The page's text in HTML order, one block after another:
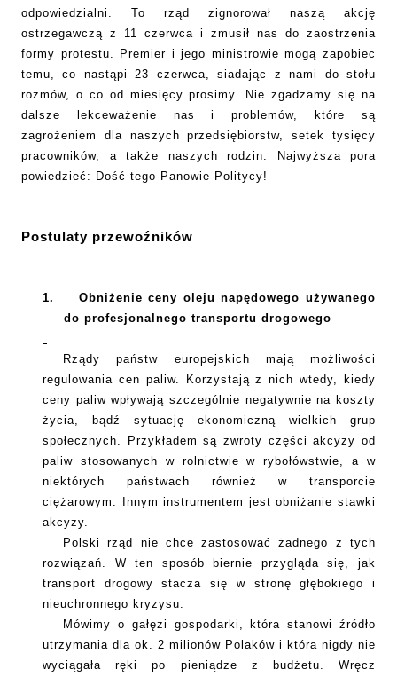
odpowiedzialni. To rząd zignorował naszą akcję
ostrzegawczą z 11 czerwca i zmusił nas do zaostrzenia
formy protestu. Premier i jego ministrowie mogą zapobiec
temu, co nastąpi 23 czerwca, siadając z nami do stołu
rozmów, o co od miesięcy prosimy. Nie zgadzamy się na
dalsze lekceważenie nas i problemów, które są
zagrożeniem dla naszych przedsiębiorstw, setek tysięcy
pracowników, a także naszych rodzin. Najwyższa pora
powiedzieć: Dość tego Panowie Politycy!
Postulaty przewoźników
1.
Obniżenie ceny oleju napędowego używanego
do profesjonalnego transportu drogowego
Rządy państw europejskich mają możliwości
regulowania cen paliw. Korzystają z nich wtedy, kiedy
ceny paliw wpływają szczególnie negatywnie na koszty
życia, bądź sytuację ekonomiczną wielkich grup
społecznych. Przykładem są zwroty części akcyzy od
paliw stosowanych w rolnictwie w rybołówstwie, a w
niektórych państwach również w transporcie
ciężarowym. Innym instrumentem jest obniżanie stawki
akcyzy.
Polski rząd nie chce zastosować żadnego z tych
rozwiązań. W ten sposób biernie przygląda się, jak
transport drogowy stacza się w stronę głębokiego i
nieuchronnego kryzysu.
Mówimy o gałęzi gospodarki, która stanowi źródło
utrzymania dla ok. 2 milionów Polaków i która nigdy nie
wyciągała ręki po pieniądze z budżetu. Wręcz